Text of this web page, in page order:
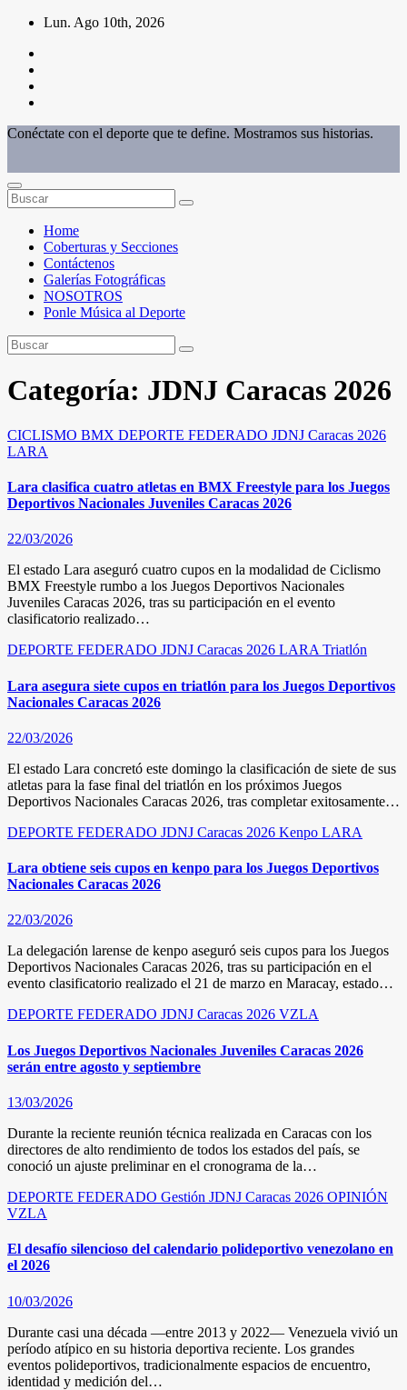
Saltar
contenido
Lun. Ago 10th, 2026
Conéctate con el deporte que te define. Mostramos sus historias.
Home
Coberturas y Secciones
Contáctenos
Galerías Fotográficas
NOSOTROS
Ponle Música al Deporte
Categoría: JDNJ Caracas 2026
CICLISMO BMX DEPORTE FEDERADO JDNJ Caracas 2026
LARA
Lara clasifica cuatro atletas en BMX Freestyle para los Juegos
Deportivos Nacionales Juveniles Caracas 2026
22/03/2026
El estado Lara aseguró cuatro cupos en la modalidad de Ciclismo
BMX Freestyle rumbo a los Juegos Deportivos Nacionales
Juveniles Caracas 2026, tras su participación en el evento
clasificatorio realizado…
DEPORTE FEDERADO JDNJ Caracas 2026 LARATriatlón
Lara asegura siete cupos en triatlón para los Juegos Deportivos
Nacionales Caracas 2026
22/03/2026
El estado Lara concretó este domingo la clasificación de siete de sus
atletas para la fase final del triatlón en los próximos Juegos
Deportivos Nacionales Caracas 2026, tras completar exitosamente…
DEPORTE FEDERADO JDNJ Caracas 2026 Kenpo LARA
Lara obtiene seis cupos en kenpo para los Juegos Deportivos
Nacionales Caracas 2026
22/03/2026
La delegación larense de kenpo aseguró seis cupos para los Juegos
Deportivos Nacionales Caracas 2026, tras su participación en el
evento clasificatorio realizado el 21 de marzo en Maracay, estado…
DEPORTE FEDERADO JDNJ Caracas 2026 VZLA
Los Juegos Deportivos Nacionales Juveniles Caracas 2026
serán entre agosto y septiembre
13/03/2026
Durante la reciente reunión técnica realizada en Caracas con los
directores de alto rendimiento de todos los estados del país, se
conoció un ajuste preliminar en el cronograma de la…
DEPORTE FEDERADO Gestión JDNJ Caracas 2026 OPINIÓN
VZLA
El desafío silencioso del calendario polideportivo venezolano en
el 2026
10/03/2026
Durante casi una década —entre 2013 y 2022— Venezuela vivió un
período atípico en su historia deportiva reciente. Los grandes
eventos polideportivos, tradicionalmente espacios de encuentro,
identidad y medición del…